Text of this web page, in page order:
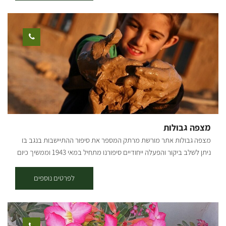
מתאים לאירוח יומי עד 25 איש. ניתן להתארח וללון ליחידים, משפחות
וקבוצות. *עד 9 אנשים ב-2 היחידות. ניתן להזמין מראש: סיור, שיחה, הכרות
והדגמה של בניה באדמה סדנאות בניה ויצירה באדמה (חד פעמי או יותר)
קורס בניה באדמה (4 מפגשים או יותר) קליעה בגבעולי בננות, סנסני דקל
מפגש נשים סביב מדורה בערב השתתפות במפגשי תרבות ופנאי
שהמארחת מארגנת מדי פעם. [gallery link="file" columns="4"
ids="29918,29922,29924,25663,29920,29938,25661,29936,29934,29
932,29928,29926,29916,25655,29914,29910"]
מצפה גבולות
מצפה גבולות אתר מורשת מרתק המספר את סיפור ההתיישבות בנגב בו
ניתן לשלב ביקור והפעלה ייחודיים סיפורנו מתחיל במאי 1943 וממשיך כיום
מראשית ההתיישבות הציונית בנגב. לבני הבוץ (אדובה) ממנו בנויים קירותיו
וחומותיו של מצפה גבולות, חובקים בתוכם את סיפורו המאלף של היישוב
הראשון בנגב המתחדש. האתר כיום מהווה "מגרש משחקים" ובו הפעלות
והדרכות מותאמות לכל קבוצה ותוכן. ערב חלוצים שמחזיר אותנו ללילות
לפרטים נוספים